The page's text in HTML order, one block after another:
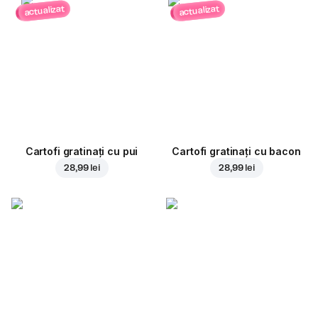
actualizat
Cartofi gratinați cu pui
28,99 lei
actualizat
Cartofi gratinați cu bacon
28,99 lei